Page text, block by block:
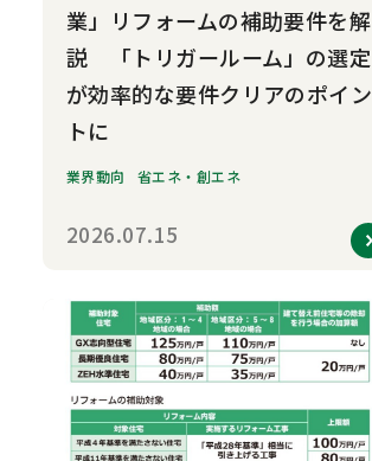
業」リフォームの補助要件を解
説 「トリガールーム」の選定
が効率的な要件クリアのポイン
トに
業界動向 省エネ・創エネ
2026.07.15